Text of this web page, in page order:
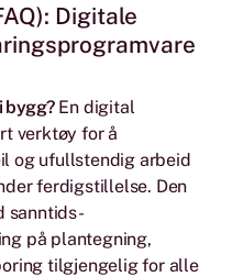
Digitale
bygg?En digital
verktøy for å
og ufullstendig arbeid
ferdigstillelse. Den
sanntids-
på plantegning,
tilgjengelig for alle